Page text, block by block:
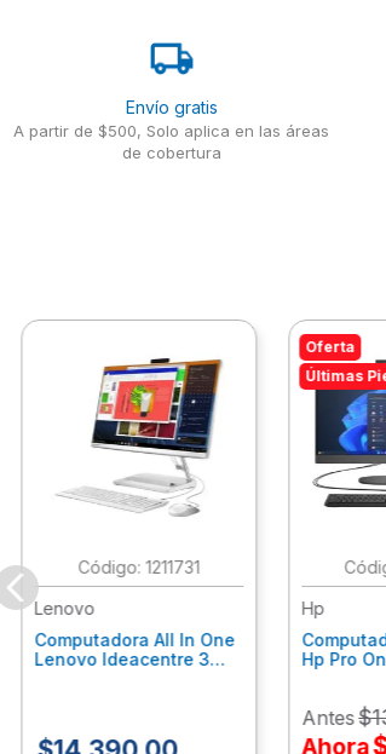
Envío gratis
A partir de $500, Solo aplica en las áreas
de cobertura
:1211731
Lenovo
Computadora All In One
Lenovo Ideacentre 3
F0G1014Ald
Oferta
Últimas
Hp
Hp Pro
Fhd,
9P7K6La
Antes$
Ahora